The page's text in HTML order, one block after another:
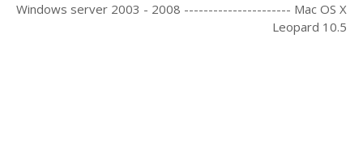
Windows server 2003 - 2008 ---------------------- Mac OS X
Leopard 10.5